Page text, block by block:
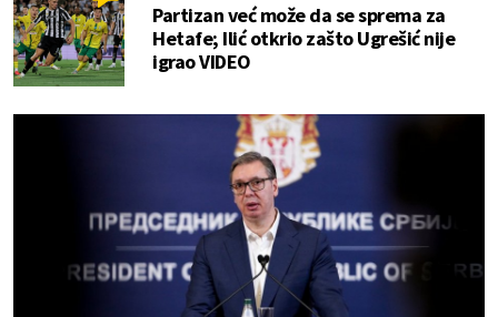
Partizan već može da se sprema za
Hetafe; Ilić otkrio zašto Ugrešić nije
igrao VIDEO